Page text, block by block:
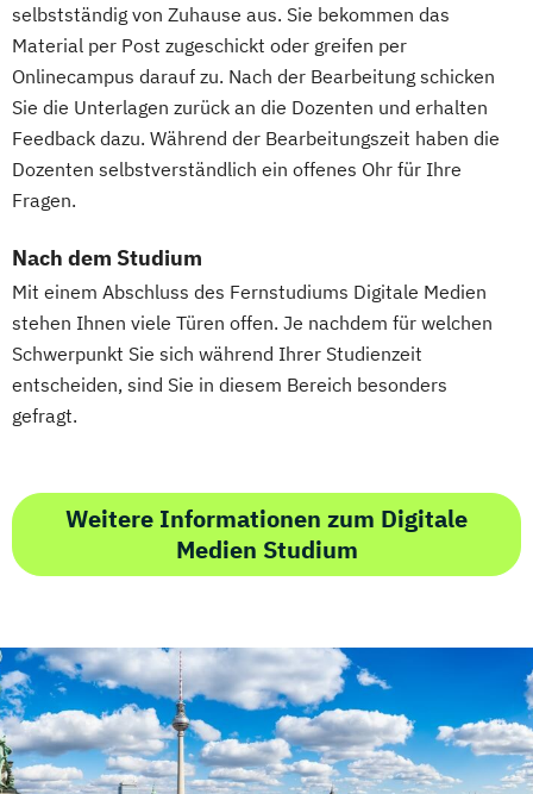
selbstständig von Zuhause aus. Sie bekommen das
Material per Post zugeschickt oder greifen per
Onlinecampus darauf zu. Nach der Bearbeitung schicken
Sie die Unterlagen zurück an die Dozenten und erhalten
Feedback dazu. Während der Bearbeitungszeit haben die
Dozenten selbstverständlich ein offenes Ohr für Ihre
Fragen.
Nach dem Studium
Mit einem Abschluss des Fernstudiums Digitale Medien
stehen Ihnen viele Türen offen. Je nachdem für welchen
Schwerpunkt Sie sich während Ihrer Studienzeit
entscheiden, sind Sie in diesem Bereich besonders
gefragt.
Weitere Informationen zum Digitale
Medien Studium